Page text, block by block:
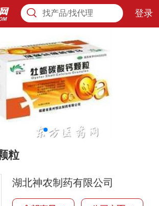
找产品/找代理 登录
粒
湖北神农制药有限公司